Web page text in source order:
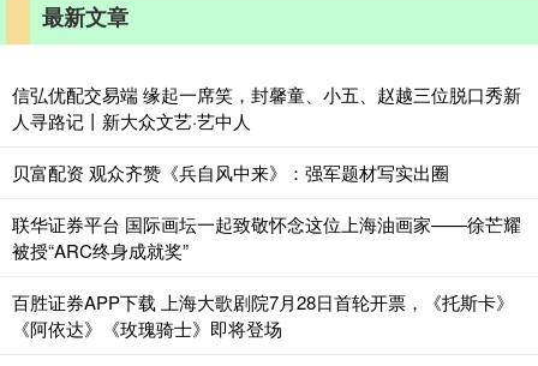
最新文章
信弘优配交易端 缘起一席笑，封馨童、小五、赵越三位脱口秀新
人寻路记丨新大众文艺·艺中人
贝富配资 观众齐赞《兵自风中来》：强军题材写实出圈
联华证券平台 国际画坛一起致敬怀念这位上海油画家——徐芒耀
被授“ARC终身成就奖”
百胜证券APP下载 上海大歌剧院7月28日首轮开票，《托斯卡》
《阿依达》《玫瑰骑士》即将登场